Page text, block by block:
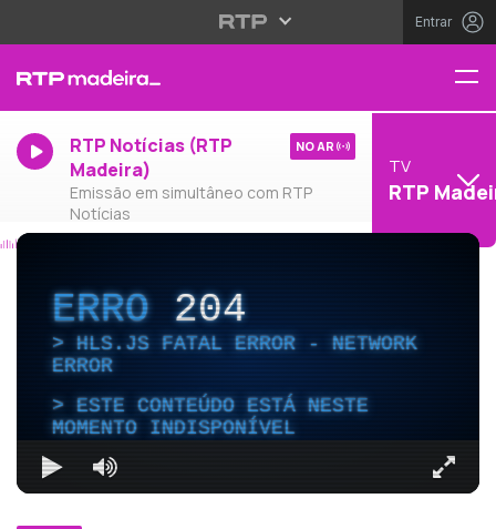
Entrar
RTP Notícias (RTP
Madeira)
Emissão em simultâneo com RTP
Notícias
NO AR
TV
RTP
ERRO204
HLS.JS FATAL ERROR - NETWORK
ERROR
ESTE CONTEÚDO ESTÁ NESTE
MOMENTO INDISPONÍVEL